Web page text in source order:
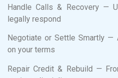
Handle Calls & Recovery —
legally respond
Negotiate or Settle Smartly —
on your terms
Repair Credit & Rebuild —